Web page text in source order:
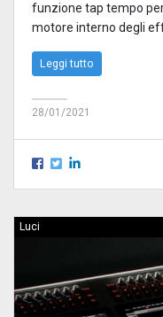
funzione tap tempo
motore interno degli
Leggi tutto
28/01/2021
Luci